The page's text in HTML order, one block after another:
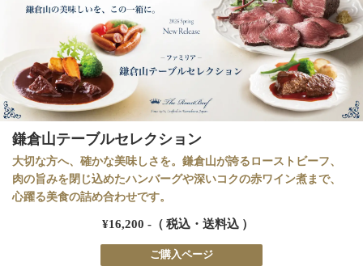
鎌倉山テーブルセレクション
大切な方へ、確かな美味しさを。鎌倉山が誇るローストビーフ、
肉の旨みを閉じ込めたハンバーグや深いコクの赤ワイン煮まで、
心躍る美食の詰め合わせです。
¥16,200 -（ 税込・送料込 ）
ご購入ページ